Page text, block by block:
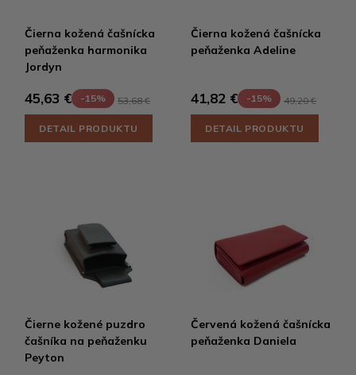
Čierna kožená čašnícka
peňaženka harmonika
Jordyn
45,63 € -15% 53,68 €
DETAIL PRODUKTU
Čierna kožená čašnícka
peňaženka Adeline
41,82 € -15% 49,20 €
DETAIL PRODUKTU
Čierne kožené puzdro
čašníka na peňaženku
Peyton
Červená kožená čašnícka
peňaženka Daniela